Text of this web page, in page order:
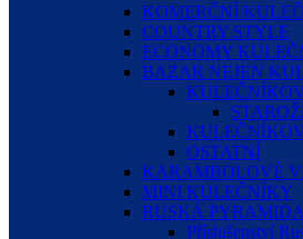
KOMERČNÍ
COUNTRY STYLE
ECONOMY
BAZAR NEJEN
OSTATNÍ
KARAMBOLOVÉ
MINI KULEČNÍKY
RUSKÁ PYRAMIDA
Příslušenství